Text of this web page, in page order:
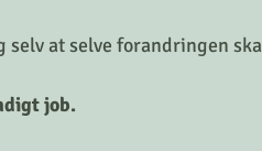
selv at selve forandringen
job.